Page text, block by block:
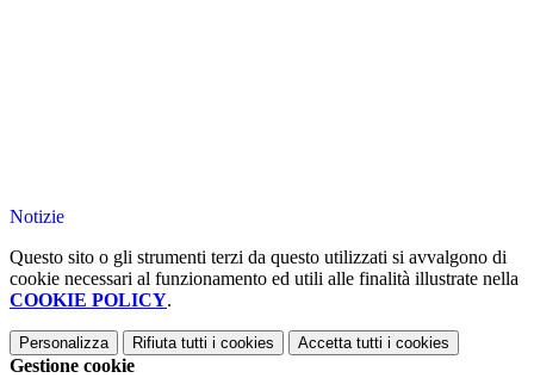
Notizie
Questo sito o gli strumenti terzi da questo utilizzati si avvalgono di
cookie necessari al funzionamento ed utili alle finalità illustrate nella
COOKIE POLICY.
Personalizza Rifiuta tutti i cookies Accetta tutti i cookies
Gestione cookie